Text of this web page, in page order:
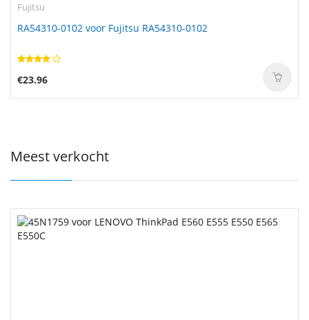
Fujitsu
RA54310-0102 voor Fujitsu RA54310-0102
€23.96
Meest verkocht